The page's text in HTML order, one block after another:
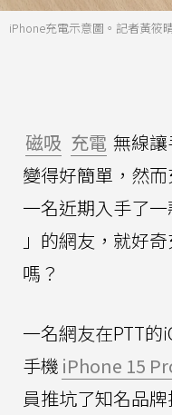
iPhone充電示意圖。記者黃筱
磁吸 充電 無線
變得好簡單，然
一名近期入手了
」的網友，就好
嗎？
一名網友在PTT的
手機 iPhone 15
員推坑了知名品